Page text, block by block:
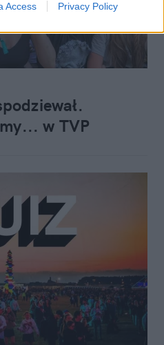
Access Privacy Policy
w TVP